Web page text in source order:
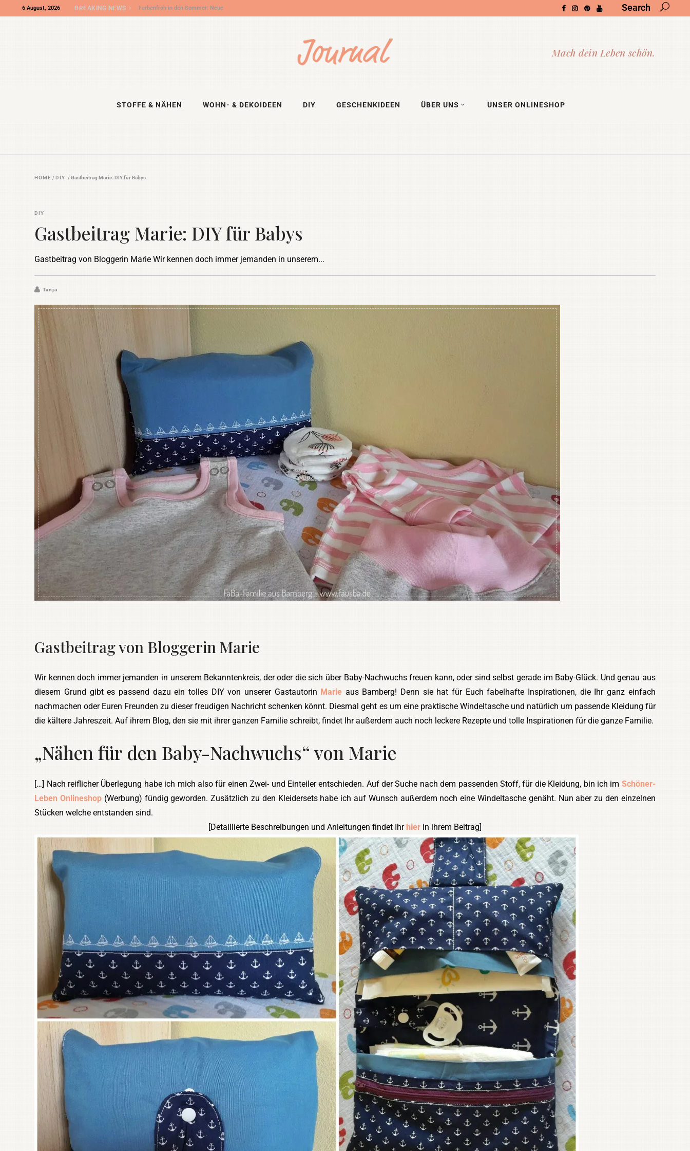
6 August, 2026 BREAKING NEWS Wir sind „Shop des Monats“ bei DIY Search
STOFFE & NÄHEN WOHN- & DEKOIDEEN DIY GESCHENKIDEEN ÜBER UNS UNSER ONLINESHOP
HOME /DIY /Gastbeitrag Marie: DIY für Babys
DIY
Gastbeitrag Marie: DIY für Babys
Gastbeitrag von Bloggerin Marie Wir kennen doch immer jemanden in unserem
Tanja
Gastbeitrag von Bloggerin Marie
Wir kennen doch immer jemanden in unserem Bekanntenkreis, der oder die sich über Baby-Nachwuchs freuen kann, oder sind selbst gerade im Baby-Glück. Und genau aus
diesem Grund gibt es passend dazu ein tolles DIY von unserer Gastautorin Marie aus Bamberg! Denn sie hat für Euch fabelhafte Inspirationen, die Ihr ganz einfach
nachmachen oder Euren Freunden zu dieser freudigen Nachricht schenken könnt. Diesmal geht es um eine praktische Windeltasche und natürlich um passende Kleidung für
die kältere Jahreszeit. Auf ihrem Blog, den sie mit ihrer ganzen Familie schreibt, findet Ihr außerdem auch noch leckere Rezepte und tolle Inspirationen für die ganze Familie.
„Nähen für den Baby-Nachwuchs“ von Marie
[…] Nach reiflicher Überlegung habe ich mich also für einen Zwei- und Einteiler entschieden. Auf der Suche nach dem passenden Stoff, für die Kleidung, bin ich im Schöner-
Leben Onlineshop (Werbung) fündig geworden. Zusätzlich zu den Kleidersets habe ich auf Wunsch außerdem noch eine Windeltasche genäht. Nun aber zu den einzelnen
Stücken welche entstanden sind.
[Detaillierte Beschreibungen und Anleitungen findet Ihrhier in ihrem Beitrag]